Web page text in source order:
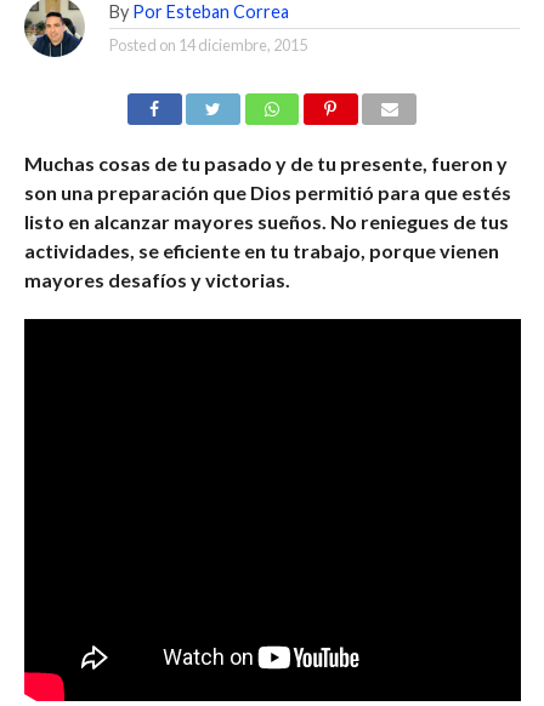
By Por Esteban Correa
Posted on 14 diciembre, 2015
Muchas cosas de tu pasado y de tu presente, fueron y
son una preparación que Dios permitió para que estés
listo en alcanzar mayores sueños. No reniegues de tus
actividades, se eficiente en tu trabajo, porque vienen
mayores desafíos y victorias.